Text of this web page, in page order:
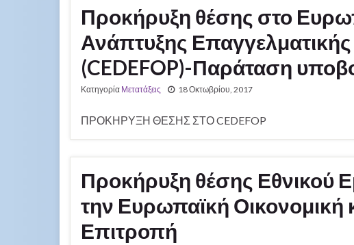
Προκήρυξη θέσης στο
Ανάπτυξης
(CEDEFOP)-Παράταση
Κατηγορία Μετατάξεις 18 Οκτωβρίου, 2017
ΠΡΟΚΗΡΥΞΗ ΘΕΣΗΣ ΣΤΟ CEDEFOP
Προκήρυξη θέσης Εθνικού
την Ευρωπαϊκή Οικονομική
Επιτροπή